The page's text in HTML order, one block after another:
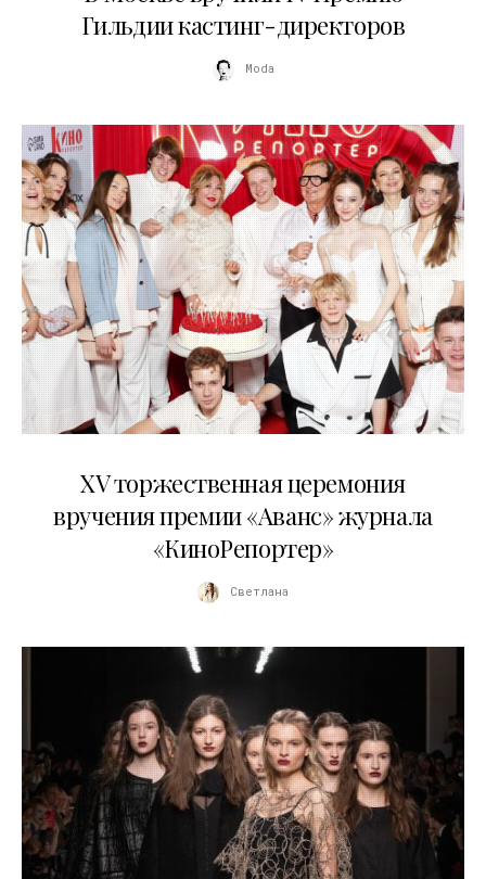
Гильдии кастинг-директоров
Moda
XV торжественная церемония
вручения премии «Аванс» журнала
«КиноРепортер»
Светлана